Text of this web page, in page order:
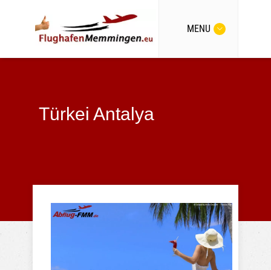
MENU
Türkei Antalya